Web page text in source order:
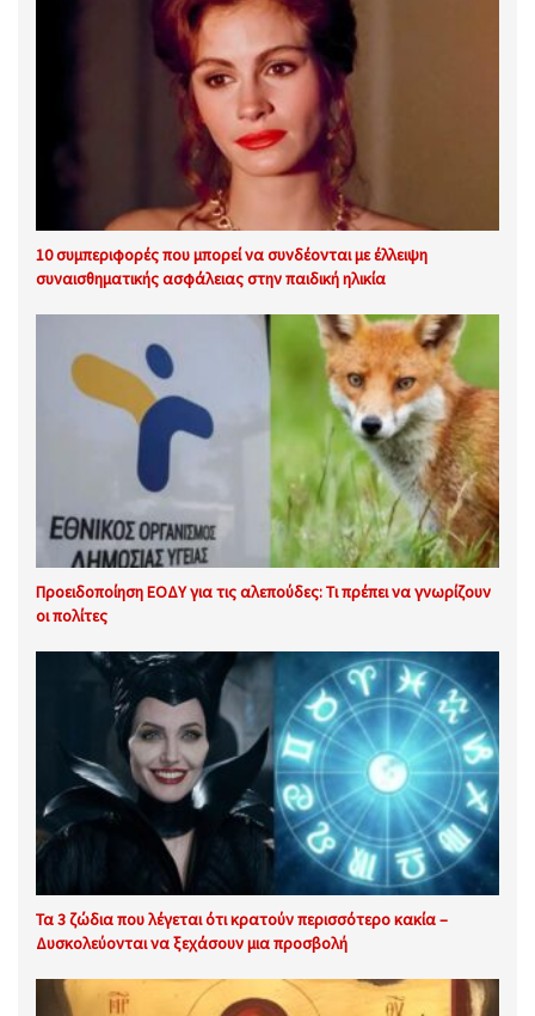
10 συμπεριφορές που μπορεί να συνδέονται με έλλειψη
συναισθηματικής ασφάλειας στην παιδική ηλικία
Προειδοποίηση ΕΟΔΥ για τις αλεπούδες: Τι πρέπει να γνωρίζουν
οι πολίτες
Τα 3 ζώδια που λέγεται ότι κρατούν περισσότερο κακία –
Δυσκολεύονται να ξεχάσουν μια προσβολή